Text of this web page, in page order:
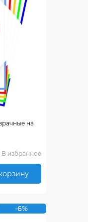
на
В избранное
-6%